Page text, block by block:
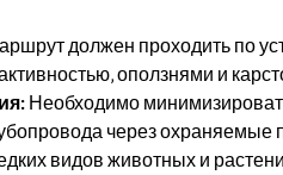
должен проходить по
оползнями и
Необходимо
через
видов животных и